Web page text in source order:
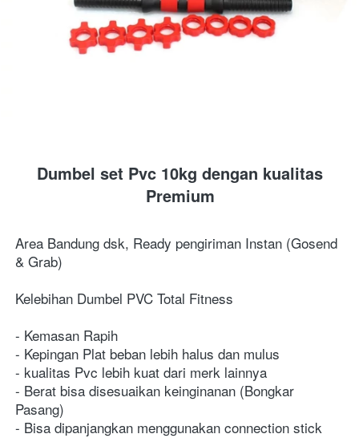
Dumbel set Pvc 10kg dengan kualitas
Premium
Area Bandung dsk, Ready pengiriman Instan (Gosend
& Grab)
Kelebihan Dumbel PVC Total Fitness
- Kemasan Rapih
- Kepingan Plat beban lebih halus dan mulus
- kualitas Pvc lebih kuat dari merk lainnya
- Berat bisa disesuaikan keinginanan (Bongkar
Pasang)
- Bisa dipanjangkan menggunakan connection stick